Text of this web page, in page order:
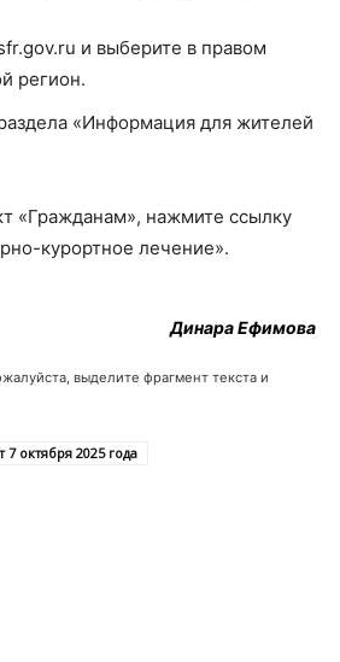
и выберите в правом
регион.
«Информация для жителей
«Гражданам», нажмите ссылку
курортное лечение».
Динара Ефимова
выделите фрагмент текста и
7 октября 2025 года